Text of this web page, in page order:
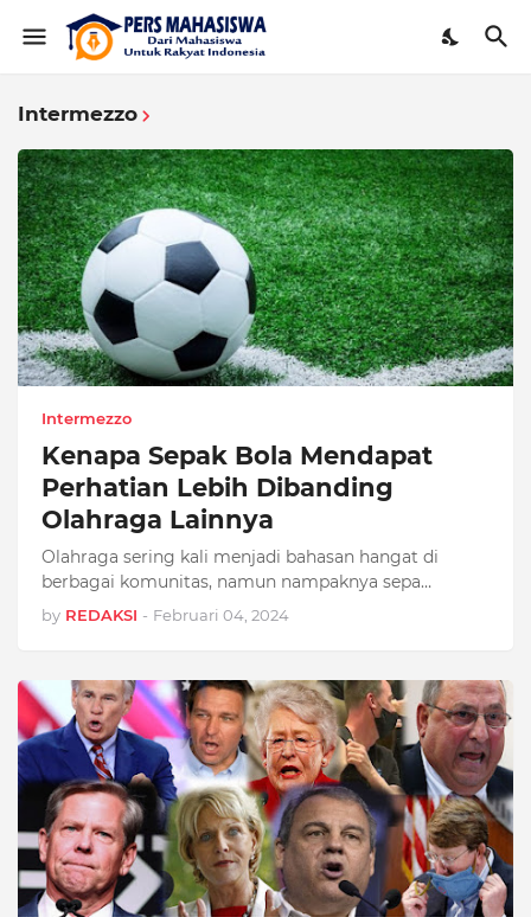
Intermezzo
Intermezzo
Kenapa Sepak Bola Mendapat
Perhatian Lebih Dibanding
Olahraga Lainnya
Olahraga sering kali menjadi bahasan hangat di
berbagai komunitas, namun nampaknya sepa…
by REDAKSI - Februari 04, 2024